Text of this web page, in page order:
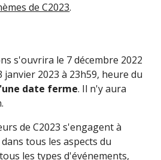
de C2023.
s'ouvrira le 7 décembre 2022
2023 à 23h59, heure du
date ferme. Il n'y aura
de C2023 s'engagent à
tous les aspects du
les types d'événements,